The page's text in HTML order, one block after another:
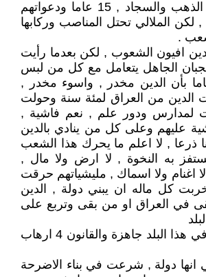
بيوت الصلاة تملئها الذهب والسجاد , 15 عاما ودعواتهم
لكن الملالي تحتل المناصب وركابها
.
افيون الشعوب , لكن بعدما رأيت
الجاهل يتعامل مع كل من لبس
بأن الدين مخدر , واسوء مخدر ,
الدين من العراق لمئة سنة وحولت
لمدارس ودور علم , نعم فاشية ,
عليهم وعلى كل من ينادي بالدين
ذرعا , لا اعلم ما يحرك هذا الشعب
به النخوة , لا ارض ولا مال ,
اغنام ولا اسماك , مليشياتهم حرقت
كل ماله ان يبني دولة , الدين
في العراق او من بقى وتربع على
وان تكلمت فالتهم في هذا البلد جاهزة والقانون 4 ارهاب
انها دولة , شرعت في بناء الاضرحة